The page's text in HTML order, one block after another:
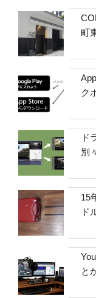
町
ク
ド
別
15
ド
と